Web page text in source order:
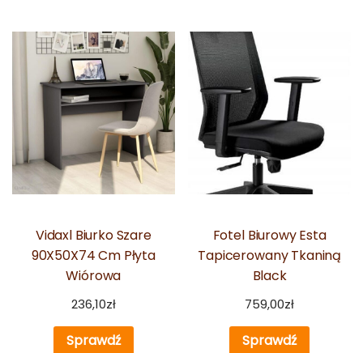
Vidaxl Biurko Szare
90X50X74 Cm Płyta
Wiórowa
236,10zł
Sprawdź
Fotel Biurowy Esta
Tapicerowany Tkaniną
Black
759,00zł
Sprawdź